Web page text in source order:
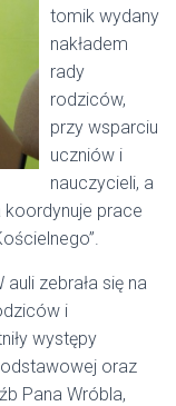
tomik wydany
nakładem
rady
rodziców,
przy wsparciu
uczniów i
nauczycieli, a
koordynuje prace
zebrała się na
i
występy
oraz
Pana Wróbla,